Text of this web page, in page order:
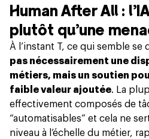
Human After All :
plutôt qu’une
À l’instant T, ce qui semble se
pas nécessairement une
métiers, mais un soutien
faible valeur ajoutée. La
effectivement composés de
“automatisables” et cela ne
niveau à l’échelle du métier,